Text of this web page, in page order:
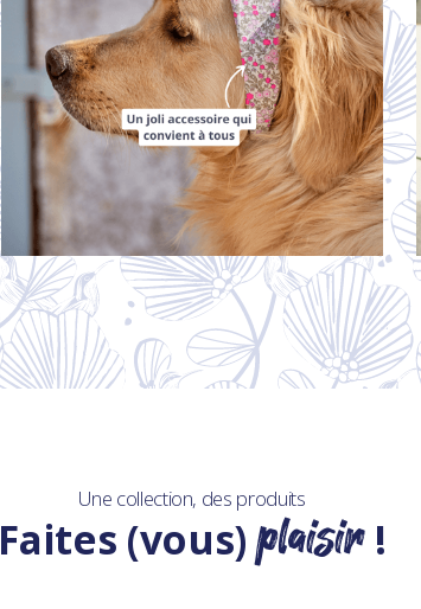
Une collection, des produits
Faites (vous)plaisir!